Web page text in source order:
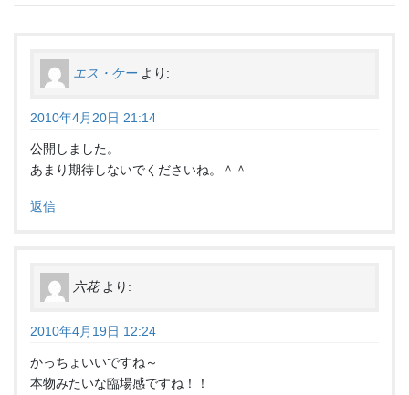
エス・ケー より:
2010年4月20日 21:14
公開しました。
あまり期待しないでくださいね。＾＾
返信
六花 より:
2010年4月19日 12:24
かっちょいいですね～
本物みたいな臨場感ですね！！